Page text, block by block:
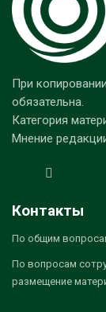
При
обязательна.
Категория
Мнение
Контакты
По общим
По вопросам
размещение